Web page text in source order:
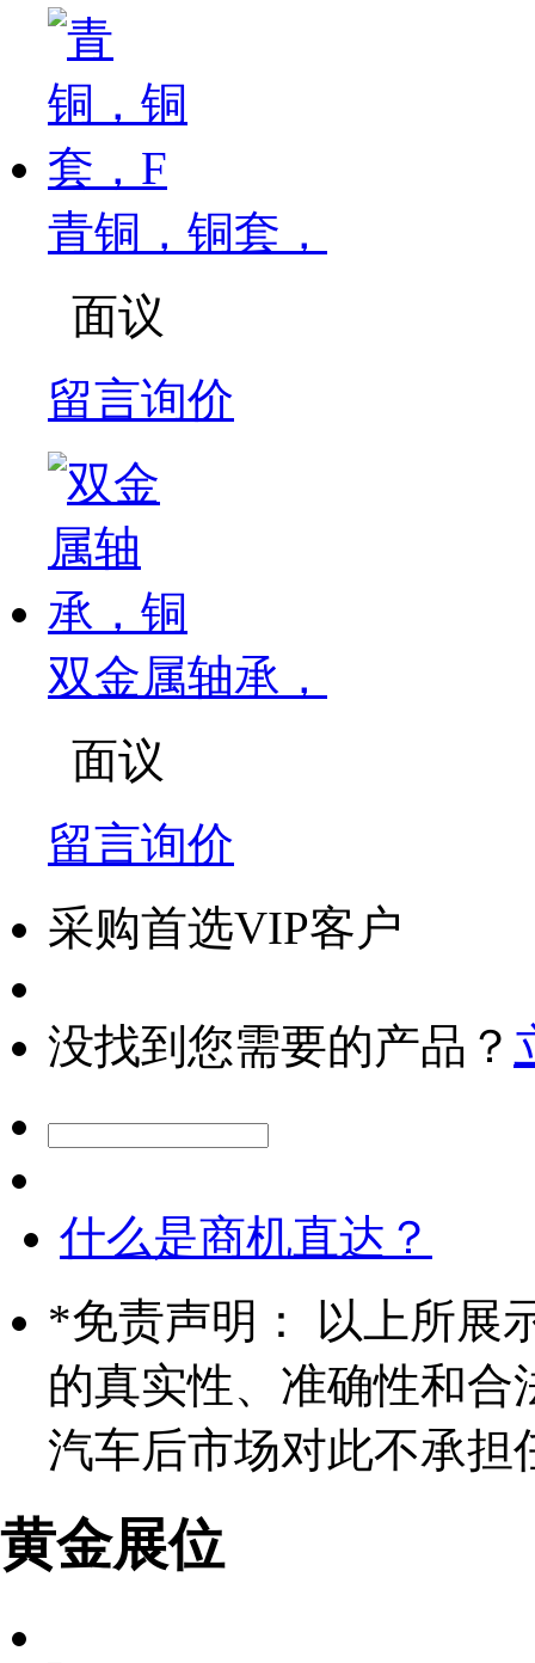
青铜，铜套，
面议
留言询价
双金属轴承，
面议
留言询价
采购首选VIP客户
没找到您需要的产品？
什么是商机直达？
*免责声明： 以上所展
的真实性、准确性和合
汽车后市场对此不承担
黄金展位